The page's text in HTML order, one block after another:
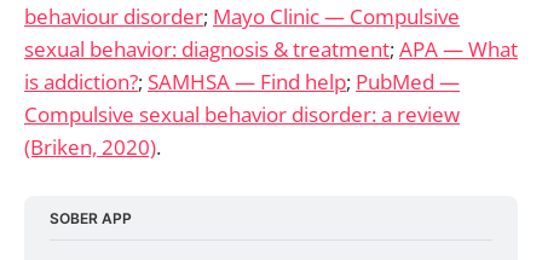
behaviour disorder; Mayo Clinic — Compulsive
sexual behavior: diagnosis & treatment; APA — What
is addiction?; SAMHSA — Find help; PubMed —
Compulsive sexual behavior disorder: a review
(Briken, 2020).
SOBER APP